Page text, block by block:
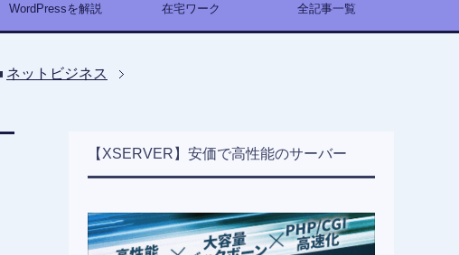
WordPressを解説 在宅ワーク 全記事一覧
ネットビジネス
【XSERVER】安価で高性能のサーバー